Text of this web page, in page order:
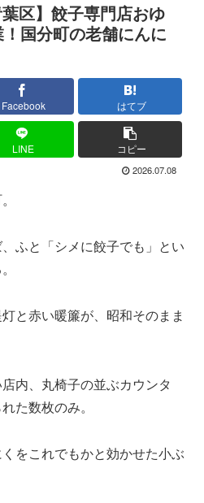
葉区】餃子専門店おゆ
国分町の老舗にんに
Facebook はてブ
LINE コピー
2026.07.08
ふと「シメに餃子でも」とい
と赤い暖簾が、昭和そのまま
内、丸椅子の並ぶカウンタ
た数枚のみ。
をこれでもかと効かせた小ぶ